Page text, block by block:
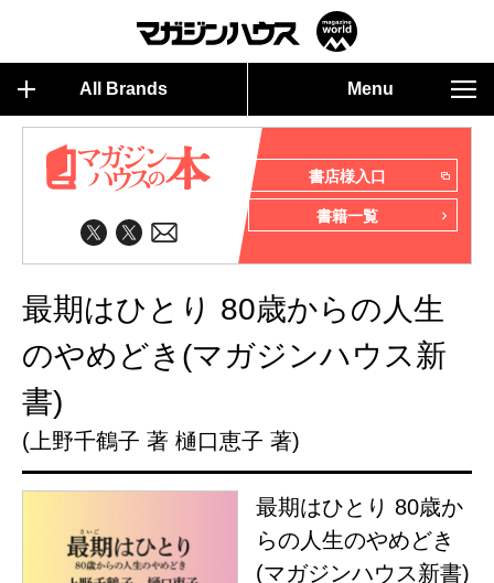
All Brands Menu
書店様入口
書籍一覧
最期はひとり 80歳からの人生
のやめどき(マガジンハウス新
書)
(上野千鶴子 著 樋口恵子 著)
最期はひとり 80歳か
らの人生のやめどき
(マガジンハウス新書)